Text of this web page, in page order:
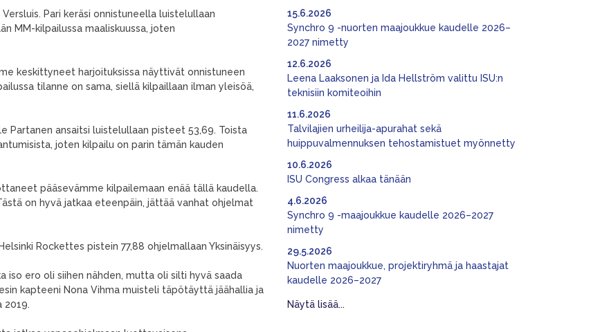
Pari keräsi onnistuneella luistelullaan
MM-kilpailussa maaliskuussa, joten
keskittyneet harjoituksissa näyttivät onnistuneen
tilanne on sama, siellä kilpaillaan ilman yleisöä,
Partanen ansaitsi luistelullaan pisteet 53,69. Toista
joten kilpailu on parin tämän kauden
pääsevämme kilpailemaan enää tällä kaudella.
on hyvä jatkaa eteenpäin, jättää vanhat ohjelmat
Rockettes pistein 77,88 ohjelmallaan Yksinäisyys.
iso ero oli siihen nähden, mutta oli silti hyvä saada
kapteeni Nona Vihma muisteli täpötäyttä jäähallia ja
2019.
Synchro 9 -nuorten maajoukkue kaudelle 2026–
2027 nimetty
15.6.2026
Leena Laaksonen ja Ida Hellström valittu ISU:n
teknisiin komiteoihin
12.6.2026
Talvilajien urheilija-apurahat sekä
huippuvalmennuksen tehostamistuet myönnetty
11.6.2026
ISU Congress alkaa tänään
10.6.2026
Synchro 9 -maajoukkue kaudelle 2026–2027
nimetty
4.6.2026
Nuorten maajoukkue, projektiryhmä ja haastajat
kaudelle 2026–2027
29.5.2026
Näytä lisää...